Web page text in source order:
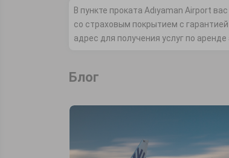
В пункте проката Adıyaman Airport
со страховым покрытием с
адрес для получения услуг по
Блог